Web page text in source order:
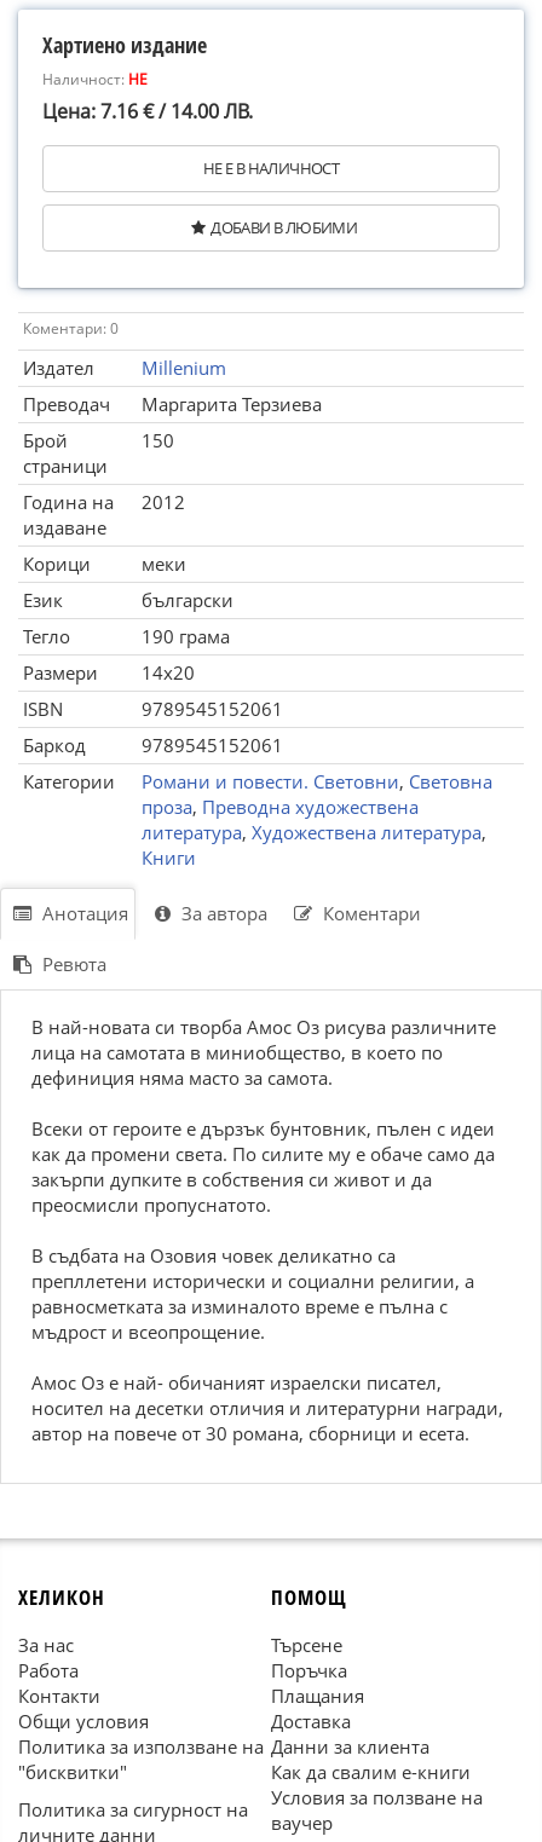
Хартиено издание
Наличност: НЕ
Цена: 7.16 € / 14.00 ЛВ.
НЕ Е В НАЛИЧНОСТ
ДОБАВИ В ЛЮБИМИ
Коментари: 0
Издател
Millenium
Преводач
Маргарита Терзиева
Брой
страници
150
Година на
издаване
2012
Корици
меки
Език
български
Тегло
190 грама
Размери
14x20
ISBN
9789545152061
Баркод
9789545152061
Категории
Романи и повести. Световни, Световна
проза, Преводна художествена
литература, Художествена литература,
Книги
Анотация За автора Коментари
Ревюта
В най-новата си творба Амос Оз рисува различните
лица на самотата в миниобщество, в което по
дефиниция няма масто за самота.
Всеки от героите е дързък бунтовник, пълен с идеи
как да промени света. По силите му е обаче само да
закърпи дупките в собствения си живот и да
преосмисли пропуснатото.
В съдбата на Озовия човек деликатно са
препллетени исторически и социални религии, а
равносметката за изминалото време е пълна с
мъдрост и всеопрощение.
Амос Оз е най- обичаният израелски писател,
носител на десетки отличия и литературни награди,
автор на повече от 30 романа, сборници и есета.
ХЕЛИКОН
За нас
Работа
Контакти
Общи условия
Политика за използване на
"бисквитки"
Политика за сигурност на
личните данни
ПОМОЩ
Търсене
Поръчка
Плащания
Доставка
Данни за клиента
Как да свалим е-книги
Условия за ползване на
ваучер